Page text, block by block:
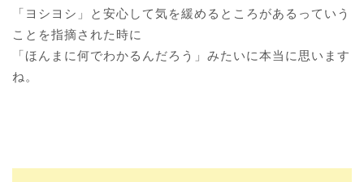
「ヨシヨシ」と安心して気を緩めるところがあるっていう
ことを指摘された時に
「ほんまに何でわかるんだろう」みたいに本当に思います
ね。